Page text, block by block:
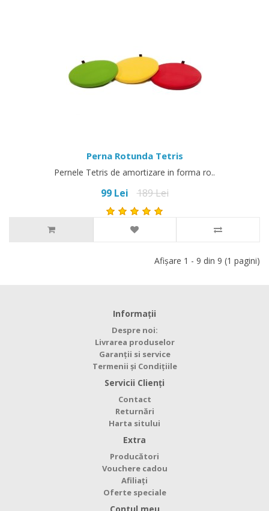
Perna Rotunda Tetris
Pernele Tetris de amortizare in forma ro..
99 Lei 189 Lei
Afişare 1 - 9 din 9 (1 pagini)
Informaţii
Despre noi:
Livrarea produselor
Garanții si service
Termenii și Condițiile
Servicii Clienţi
Contact
Returnări
Harta sitului
Extra
Producători
Vouchere cadou
Afiliaţi
Oferte speciale
Contul meu